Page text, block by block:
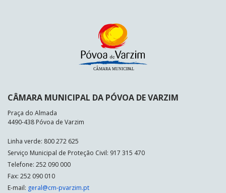
CÂMARA MUNICIPAL DA PÓVOA DE VARZIM
Praça do Almada
4490-438 Póvoa de Varzim
Linha verde: 800 272 625
Serviço Municipal de Proteção Civil: 917 315 470
Telefone: 252 090 000
Fax: 252 090 010
E-mail: geral@cm-pvarzim.pt